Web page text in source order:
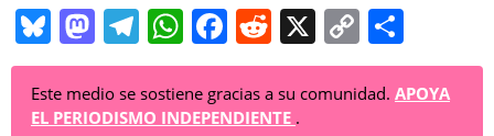
Bl
u
e
M
a
st
T
el
e
W
h
at
F
a
c
R
e
d
X C
o
p
o
m
Este medio se sostiene gracias a su comunidad. APOYA
EL PERIODISMO INDEPENDIENTE .